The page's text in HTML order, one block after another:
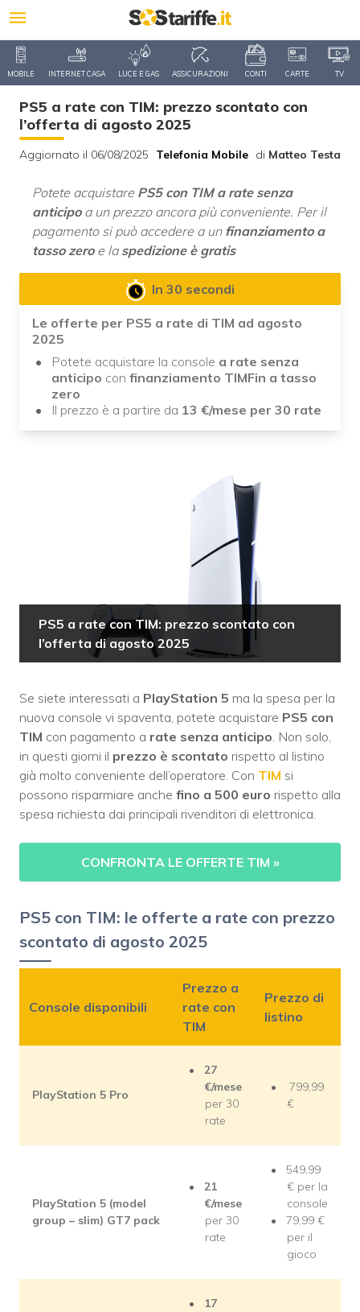
MOBILE INTERNET CASA LUCE E GAS ASSICURAZIONI CONTI CARTE TV
PS5 a rate con TIM: prezzo scontato con
l’offerta di agosto 2025
Aggiornato il 06/08/2025 Telefonia Mobile di Matteo Testa
Potete acquistare PS5 con TIM a rate senza
anticipoa un prezzo ancora più conveniente. Per il
pagamento si può accedere a un finanziamento a
tasso zeroe la spedizione è gratis
In 30 secondi
Le offerte per PS5 a rate di TIM ad agosto
2025
Potete acquistare la console a rate senza
anticipo con finanziamento TIMFin a tasso
zero
Il prezzo è a partire da 13 €/mese per 30 rate
PS5 a rate con TIM: prezzo scontato con
l’offerta di agosto 2025
Se siete interessati a PlayStation 5 ma la spesa per la
nuova console vi spaventa, potete acquistare PS5 con
TIM con pagamento a rate senza anticipo. Non solo,
in questi giorni il prezzo è scontato rispetto al listino
già molto conveniente dell’operatore. Con TIM si
possono risparmiare anche fino a 500 euro rispetto alla
spesa richiesta dai principali rivenditori di elettronica.
CONFRONTA LE OFFERTE TIM »
PS5 con TIM: le offerte a rate con prezzo
scontato di agosto 2025
Console disponibili
Prezzo a
rate con
TIM
Prezzo di
listino
PlayStation 5 Pro
27
€/mese
per 30
rate
799,99
€
PlayStation 5 (model
group – slim) GT7 pack
21
€/mese
per 30
rate
549,99
€ per la
console
79,99 €
per il
gioco
17